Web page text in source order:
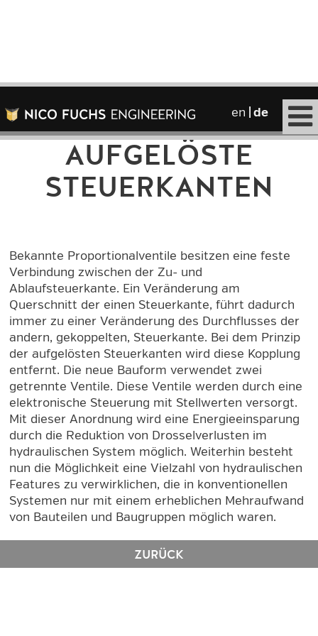
en de
AUFGELÖSTE
STEUERKANTEN
Bekannte Proportionalventile besitzen eine feste
Verbindung zwischen der Zu- und
Ablaufsteuerkante. Ein Veränderung am
Querschnitt der einen Steuerkante, führt dadurch
immer zu einer Veränderung des Durchflusses der
andern, gekoppelten, Steuerkante. Bei dem Prinzip
der aufgelösten Steuerkanten wird diese Kopplung
entfernt. Die neue Bauform verwendet zwei
getrennte Ventile. Diese Ventile werden durch eine
elektronische Steuerung mit Stellwerten versorgt.
Mit dieser Anordnung wird eine Energieeinsparung
durch die Reduktion von Drosselverlusten im
hydraulischen System möglich. Weiterhin besteht
nun die Möglichkeit eine Vielzahl von hydraulischen
Features zu verwirklichen, die in konventionellen
Systemen nur mit einem erheblichen Mehraufwand
von Bauteilen und Baugruppen möglich waren.
ZURÜCK